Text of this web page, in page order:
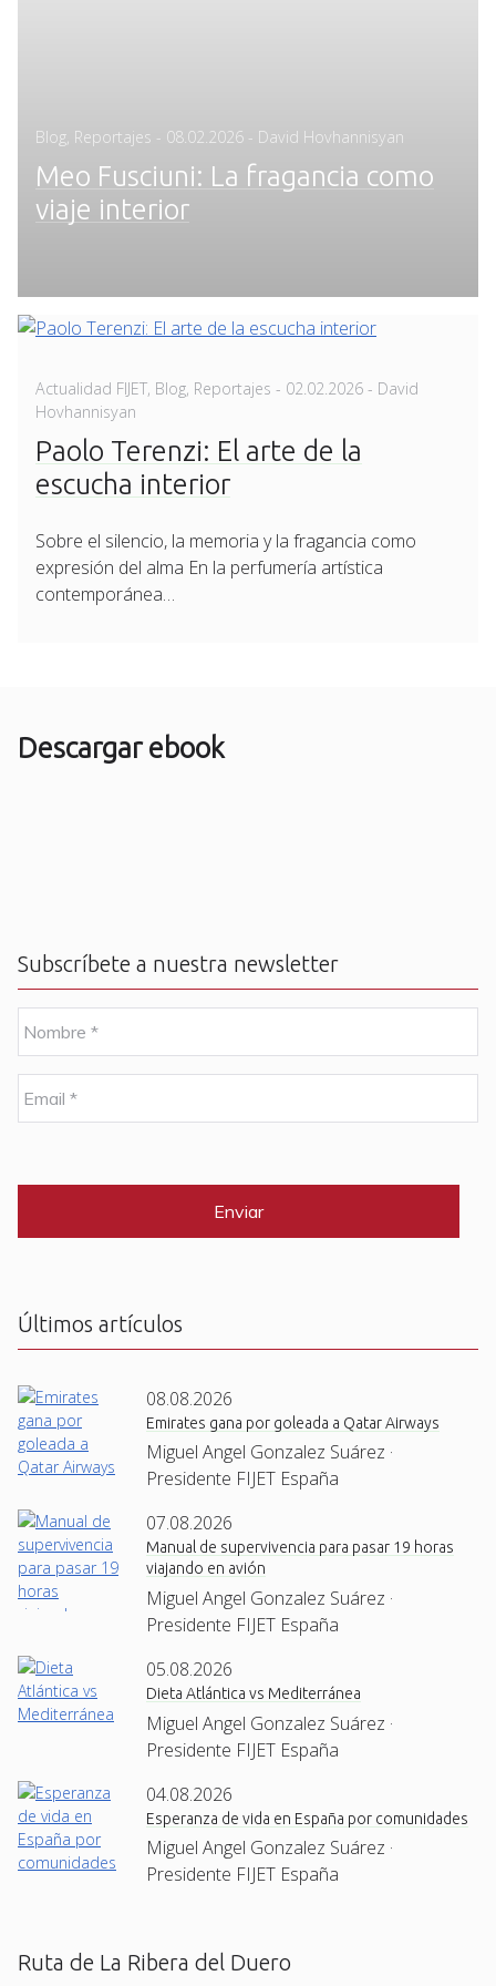
Blog Reportajes - Posted
08.02.2026 - David Hovhannisyan
Meo Fusciuni: La fragancia como
viaje interior
Actualidad FIJET, Blog, Reportajes - Posted
02.02.2026 - David
Hovhannisyan
Paolo Terenzi: El arte de la
escucha interior
Sobre el silencio, la memoria y la fragancia como
expresión del alma En la perfumería artística
contemporánea…
Descargar ebook
Subscríbete a nuestra newsletter
o
m
e
m
a
C
Últimos artículos
08.08.2026
Emirates gana por goleada a Qatar Airways
Miguel Angel Gonzalez Suárez ·
Presidente FIJET España
07.08.2026
Manual de supervivencia para pasar 19 horas
viajando en avión
Miguel Angel Gonzalez Suárez ·
Presidente FIJET España
05.08.2026
Dieta Atlántica vs Mediterránea
Miguel Angel Gonzalez Suárez ·
Presidente FIJET España
04.08.2026
Esperanza de vida en España por comunidades
Miguel Angel Gonzalez Suárez ·
Presidente FIJET España
Ruta de La Ribera del Duero